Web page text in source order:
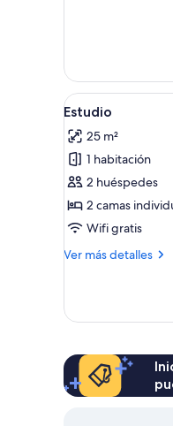
doble
Abrir
todas
las
fotos
de
Estudio
8
Estudio
25 m²
1 habitación
2 huéspedes
2 camas
Wifi gratis
Ver más detalles
Más